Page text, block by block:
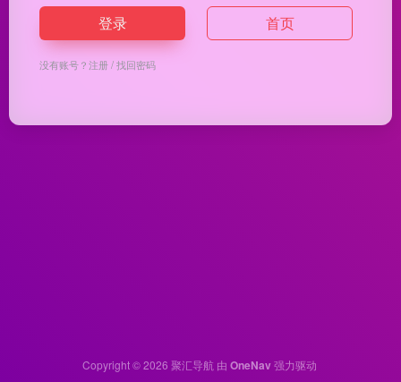
登录 首页
没有账号？注册/找回密码
Copyright © 2026 聚汇导航 由 OneNav强力驱动